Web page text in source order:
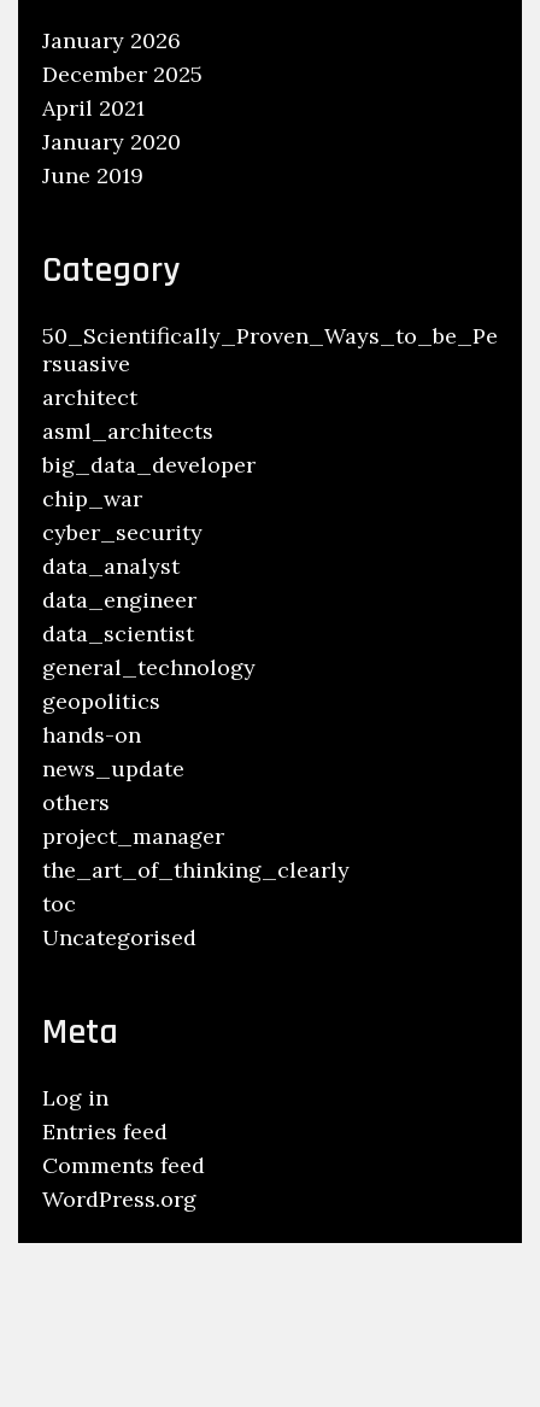
January 2026
December 2025
April 2021
January 2020
June 2019
Category
50_Scientifically_Proven_Ways_to_be_Pe
rsuasive
architect
asml_architects
big_data_developer
chip_war
cyber_security
data_analyst
data_engineer
data_scientist
general_technology
geopolitics
hands-on
news_update
others
project_manager
the_art_of_thinking_clearly
toc
Uncategorised
Meta
Log in
Entries feed
Comments feed
WordPress.org